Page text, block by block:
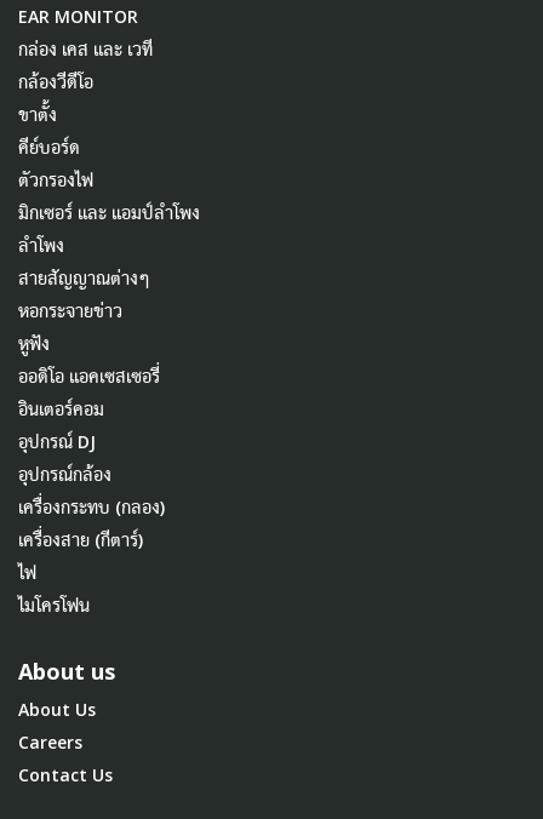
EAR MONITOR
กล่อง เคส และ เวที
กล้องวีดีโอ
ขาตั้ง
คีย์บอร์ด
ตัวกรองไฟ
มิกเซอร์ และ แอมป์ลำโพง
ลำโพง
สายสัญญาณต่างๆ
หอกระจายข่าว
หูฟัง
ออดิโอ แอคเซสเซอรี่
อินเตอร์คอม
อุปกรณ์ DJ
อุปกรณ์กล้อง
เครื่องกระทบ (กลอง)
เครื่องสาย (กีตาร์)
ไฟ
ไมโครโฟน
About us
About Us
Careers
Contact Us